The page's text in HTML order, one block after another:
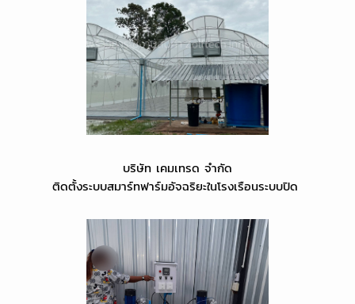
บริษัท เคมเทรด จำกัด
ติดตั้งระบบสมาร์ทฟาร์มอัจฉริยะในโรงเรือนระบบปิด